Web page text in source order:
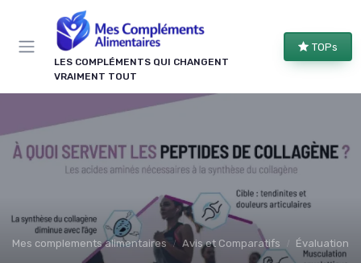
LES COMPLÉMENTS QUI CHANGENT
VRAIMENT TOUT
TOPs
Mes complements alimentaires Avis et Comparatifs Évaluations
Panneau de gestion des cookies